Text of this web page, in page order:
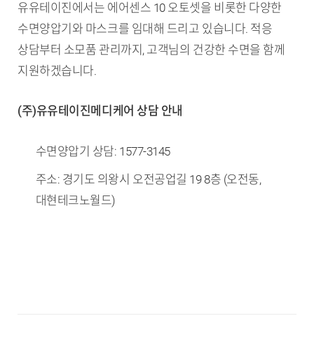
유유테이진에서는 에어센스 10 오토셋을 비롯한 다양한
수면양압기와 마스크를 임대해 드리고 있습니다. 적응
상담부터 소모품 관리까지, 고객님의 건강한 수면을 함께
지원하겠습니다.
(주)유유테이진메디케어 상담 안내
수면양압기 상담: 1577-3145
주소: 경기도 의왕시 오전공업길 19 8층 (오전동,
대현테크노월드)